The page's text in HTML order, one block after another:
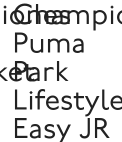
Puma
Park
Easy JR